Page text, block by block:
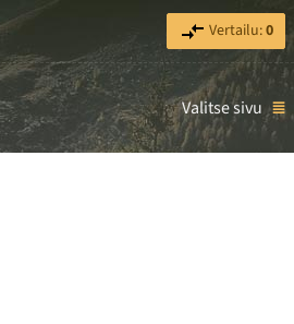
Vertailu:0
Valitse sivu